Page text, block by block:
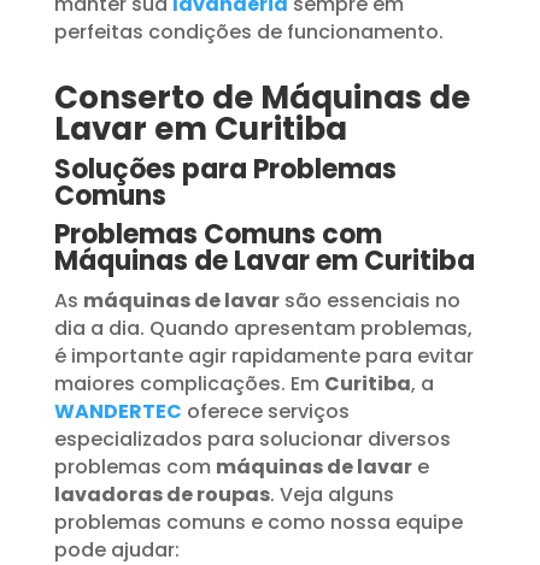
perfeitas condições de funcionamento.
Conserto de Máquinas de
Lavar em Curitiba
Soluções para Problemas
Comuns
Problemas Comuns com
Máquinas de Lavar em Curitiba
As máquinas de lavarsão essenciais no
dia a dia. Quando apresentam problemas,
é importante agir rapidamente para evitar
maiores complicações. Em Curitiba, a
WANDERTEC oferece serviços
especializados para solucionar diversos
problemas com máquinas de lavare
lavadoras de roupas. Veja alguns
problemas comuns e como nossa equipe
pode ajudar: